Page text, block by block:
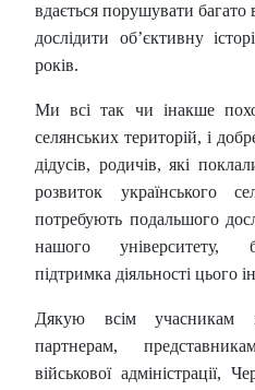
вдається порушувати
дослідити об’єктивну
років.
Ми всі так чи інакше
селянських територій, і
дідусів, родичів, які
розвиток українського
потребують подальшого
нашого університету,
підтримка діяльності цього
Дякую всім учасникам
партнерам,
військової адміністрації,